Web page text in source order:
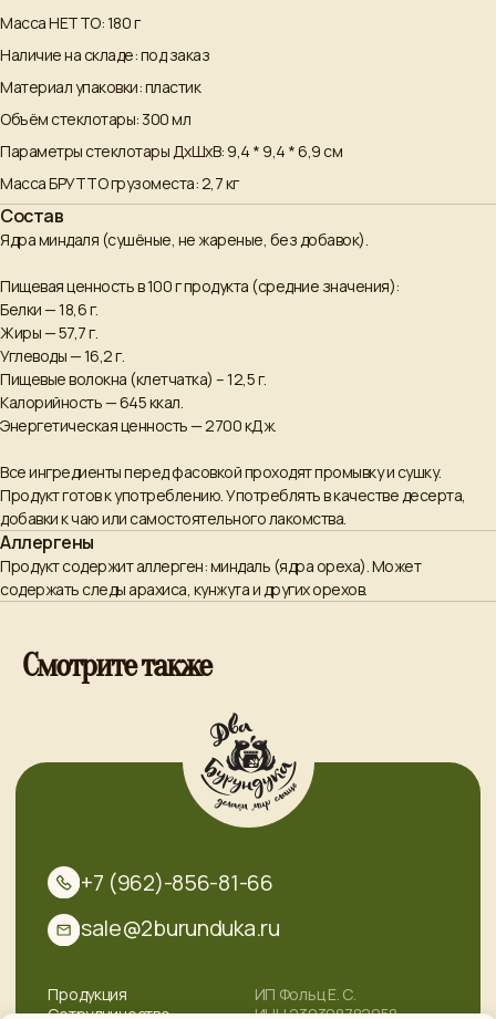
Масса НЕТТО: 180 г
Наличие на складе: под заказ
Материал упаковки: пластик
Объём стеклотары: 300 мл
Параметры стеклотары ДxШxВ: 9,4 * 9,4 * 6,9 см
Масса БРУТТО грузоместа: 2,7 кг
Состав
Ядра миндаля (сушёные, не жареные, без добавок).
Пищевая ценность в 100 г продукта (средние значения):
Белки — 18,6 г.
Жиры — 57,7 г.
Углеводы — 16,2 г.
Пищевые волокна (клетчатка) – 12,5 г.
Калорийность — 645 ккал.
Энергетическая ценность — 2700 кДж.
Все ингредиенты перед фасовкой проходят промывку и сушку.
Продукт готов к употреблению. Употреблять в качестве десерта,
добавки к чаю или самостоятельного лакомства.
Аллергены
Продукт содержит аллерген: миндаль (ядра ореха). Может
содержать следы арахиса, кунжута и других орехов.
Смотрите также
Продукция
О нас
Контакты
ИП Фольц Е. С.
320237500320500
© 2017 - 2026 «Два Бурундука»
Политика
конфиденциальности
Разработка сайта
+7 (962)-856-81-66
sale@2burunduka.ru
/* Заголовки табов */